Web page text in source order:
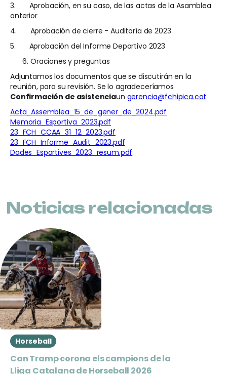
3.
Aprobación, en su caso, de las actas de la Asamblea
anterior
4.
Aprobación de cierre - Auditoría de 2023
5.
Aprobación del Informe Deportivo 2023
Oraciones y preguntas
Adjuntamos los documentos que se discutirán en la
reunión, para su revisión. Se lo agradeceríamos
Confirmación de asistenciaun gerencia@fchipica.cat
Acta_Assemblea_15_de_gener_de_2024.pdf
Memoria_Esportiva_2023.pdf
23_FCH_CCAA_31_12_2023.pdf
23_FCH_Informe_Audit_2023.pdf
Dades_Esportives_2023_resum.pdf
Noticias relacionadas
Horseball
Can Tramp corona els campions de la
Lliga Catalana de Horseball 2026